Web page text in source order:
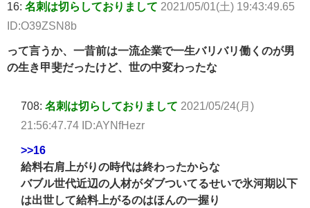
16: 名刺は切らしておりまして 2021/05/01(土) 19:43:49.65
ID:O39ZSN8b
って言うか、一昔前は一流企業で一生バリバリ働くのが男
の生き甲斐だったけど、世の中変わったな
708: 名刺は切らしておりまして 2021/05/24(月)
21:56:47.74 ID:AYNfHezr
>>16
給料右肩上がりの時代は終わったからな
バブル世代近辺の人材がダブついてるせいで氷河期以下
は出世して給料上がるのはほんの一握り